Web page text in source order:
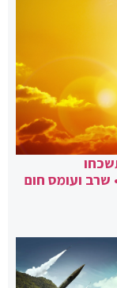
שרב ועומס חום